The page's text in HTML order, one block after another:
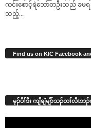
ကင်း‌စောင့်ရဲ‌ဘော်တဦးသည် ခမ
သည့်...
Find us on KIC Facebook
မ့ၣ်ပိၢ်ဒီး ကျိချံမျိာ်သၣ်တၢ်လီၤ